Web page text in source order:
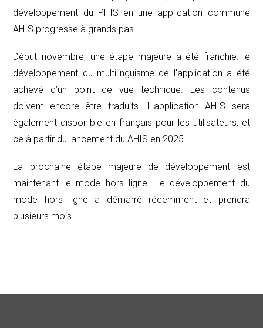
développement du PHIS en une application commune
AHIS progresse à grands pas.
Début novembre, une étape majeure a été franchie: le
développement du multilinguisme de l'application a été
achevé d’un point de vue technique. Les contenus
doivent encore être traduits. L'application AHIS sera
également disponible en français pour les utilisateurs, et
ce à partir du lancement du AHIS en 2025.
La prochaine étape majeure de développement est
maintenant le mode hors ligne. Le développement du
mode hors ligne a démarré récemment et prendra
plusieurs mois.